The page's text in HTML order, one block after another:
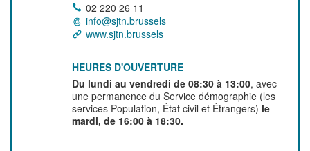
02 220 26 11
info@sjtn.brussels
www.sjtn.brussels
HEURES D'OUVERTURE
Du lundi au vendredi de 08:30 à 13:00, avec
une permanence du Service démographie (les
services Population, État civil et Étrangers) le
mardi, de 16:00 à 18:30.